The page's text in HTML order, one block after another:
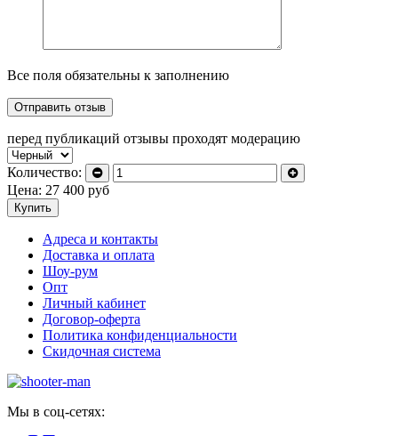
Все поля обязательны к заполнению
перед публикаций отзывы проходят модерацию
Количество:
Цена: 27 400 руб
Купить
Адреса и контакты
Доставка и оплата
Шоу-рум
Опт
Личный кабинет
Договор-оферта
Политика конфиденциальности
Скидочная система
Мы в соц-сетях: